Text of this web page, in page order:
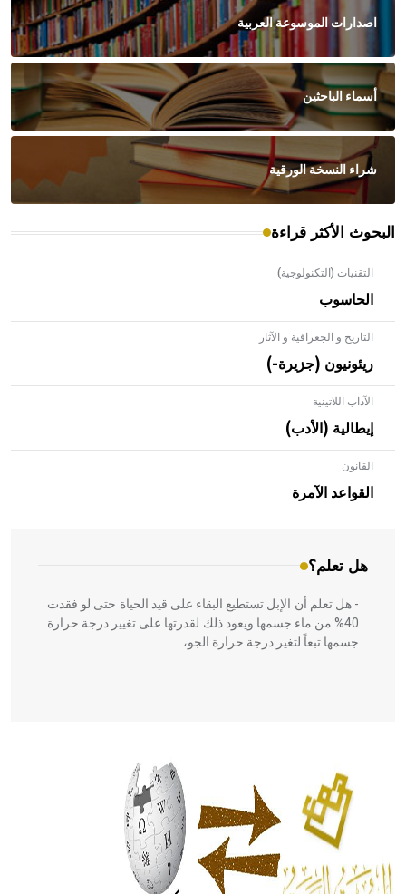
اصدارات الموسوعة العربية
أسماء الباحثين
شراء النسخة الورقية
البحوث الأكثر قراءة
التقنيات (التكنولوجية)
الحاسوب
التاريخ و الجغرافية و الآثار
ريئونيون (جزيرة-)
الآداب اللاتينية
إيطالية (الأدب)
القانون
القواعد الآمرة
هل تعلم؟
- هل تعلم أن الأبلق نوع من الفنون الهندسية التي ارتبطت
بالعمارة الإسلامية في بلاد الشام ومصر خاصة، حيث يحرص
المعمار على بناء مداميكه وخاصة في الواجهات
- هل تعلم أن الإبل تستطيع البقاء على قيد الحياة حتى لو فقدت
40% من ماء جسمها ويعود ذلك لقدرتها على تغيير درجة حرارة
جسمها تبعاً لتغير درجة حرارة الجو،
الحكم، الأدلة، تنظيم التغذية، ورسالته في جروح الرأس. ويعود
له الفضل بأنه حرر الطب من الدين والفلسفة.
- هل تعلم أن المرجان إفراز حيواني يتكون في البحر ويتركب